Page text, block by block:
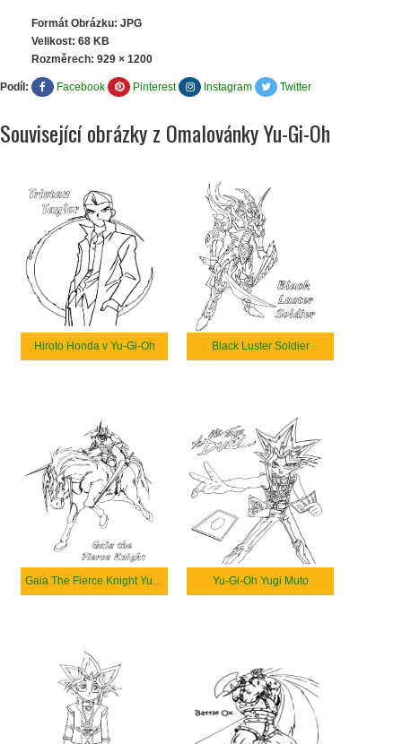
Formát Obrázku: JPG
Velikost: 68 KB
Rozměrech: 929 × 1200
Podíl: Facebook Pinterest Instagram Twitter
Související obrázky z Omalovánky Yu-Gi-Oh
Hiroto Honda v Yu-Gi-Oh Black Luster Soldier
Gaia The Fierce Knight Yu-Gi-Oh Yu-Gi-Oh Yugi Muto